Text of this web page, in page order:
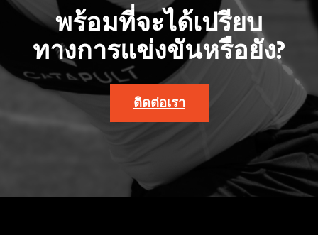
พร้อมที่จะได้เปรียบ
ทางการแข่งขันหรือยัง?
ติดต่อเรา